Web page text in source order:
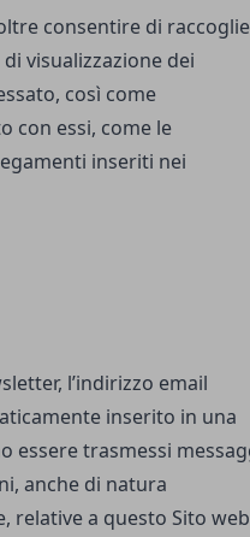
consentire di
visualizzazione dei
così come
con essi, come le
inseriti nei
l’indirizzo email
inserito in una
essere trasmessi
anche di natura
relative a questo Sito